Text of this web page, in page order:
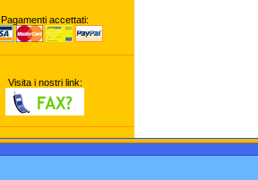
Pagamenti accettati:
Visita i nostri link: